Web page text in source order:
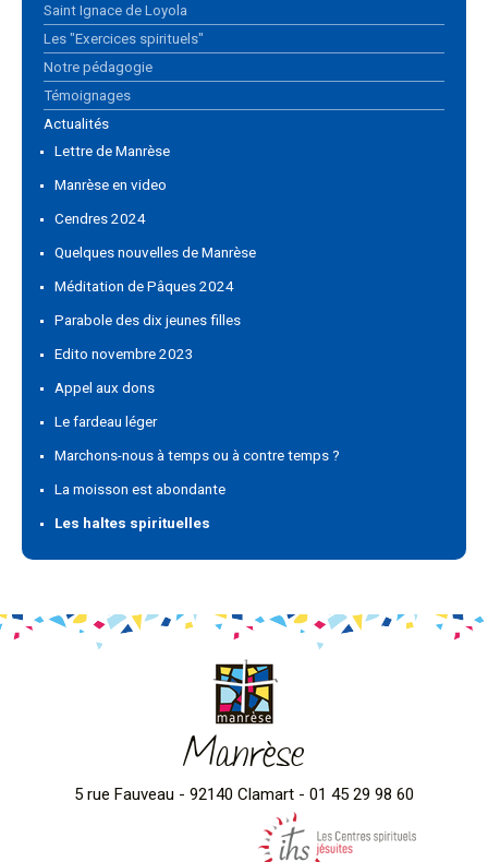
Saint Ignace de Loyola
Les "Exercices spirituels"
Notre pédagogie
Témoignages
Actualités
Lettre de Manrèse
Manrèse en video
Cendres 2024
Quelques nouvelles de Manrèse
Méditation de Pâques 2024
Parabole des dix jeunes filles
Edito novembre 2023
Appel aux dons
Le fardeau léger
Marchons-nous à temps ou à contre temps ?
La moisson est abondante
Les haltes spirituelles
Manrèse
5 rue Fauveau - 92140 Clamart - 01 45 29 98 60